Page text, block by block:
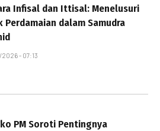
Infisal dan Ittisal: Menelusuri
Perdamaian dalam Samudra
- 07:13
PM Soroti Pentingnya